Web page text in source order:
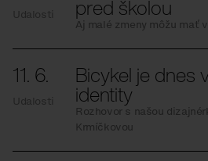
Udalosti pred školou
Aj malé zmeny môžu mať
11. 6.
Udalosti
Bicykel je dnes
identity
Rozhovor s našou
Krmíčkovou